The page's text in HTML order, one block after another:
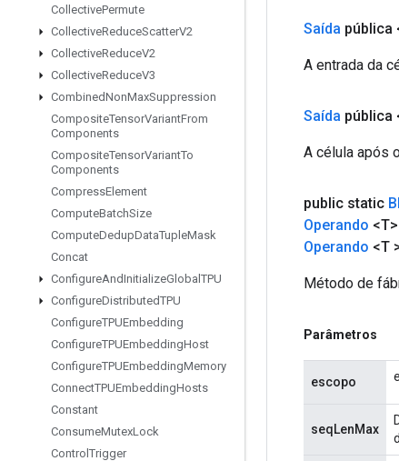
CollectivePermute
CollectiveReduceScatterV2
CollectiveReduceV2
CollectiveReduceV3
CombinedNonMaxSuppression
CompositeTensorVariantFrom
Components
CompositeTensorVariantTo
Components
CompressElement
ComputeBatchSize
ComputeDedupDataTupleMask
Concat
ConfigureAndInitializeGlobal TPU
ConfigureDistributedTPU
ConfigureTPUEmbedding
ConfigureTPUEmbeddingHost
ConfigureTPUEmbeddingMemory
ConnectTPUEmbeddingHosts
Constant
ConsumeMutexLock
Control Trigger
Saída pública
A entrada da
Saída pública
A célula após
public static
Operando
Operando <T
Método de
Parâmetros
escopo
seqLenMax